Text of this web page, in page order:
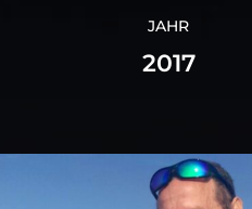
JAHR
2017